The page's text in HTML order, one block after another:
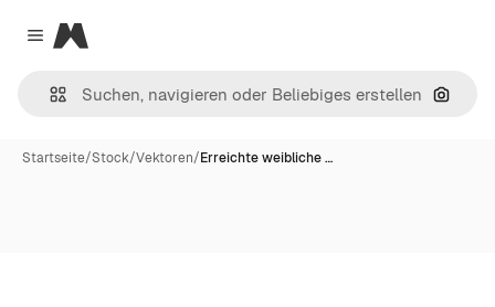
Close menu
Magnific
Nach
Startseite/Stock/Vektoren/Erreichte weibliche …